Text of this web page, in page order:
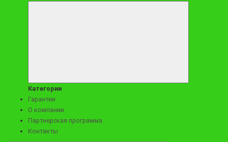
Категории
Гарантии
О компании
Партнерская программа
Контакты
Букет из продуктов для мужчины "Джентльмен"